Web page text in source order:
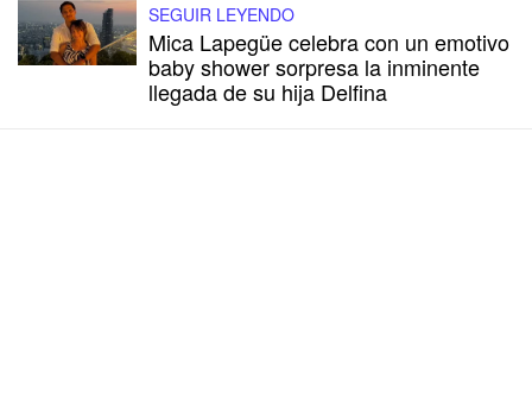
SEGUIR LEYENDO
Mica Lapegüe celebra con un emotivo
baby shower sorpresa la inminente
llegada de su hija Delfina